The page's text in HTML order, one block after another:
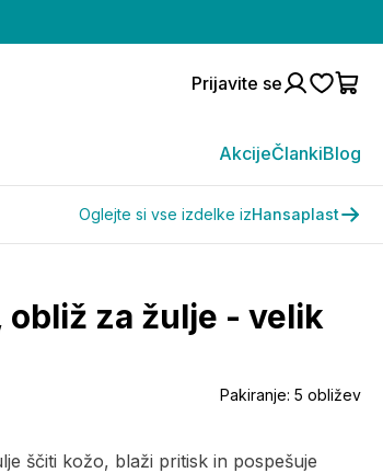
Prijavite se
AkcijeČlankiBlog
Oglejte si vse izdelke izHansaplast
obliž za žulje - velik
ščiti kožo, blaži pritisk in pospešuje
Pakiranje: 5 obližev